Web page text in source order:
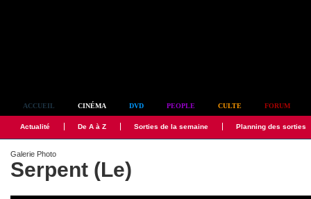
ACCUEIL CINÉMA DVD PEOPLE CULTE FORUM
Actualité De A à Z Sorties de la semaine Planning des sorties
Galerie Photo
Serpent (Le)